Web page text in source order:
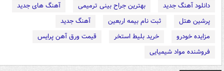
دانلود آهنگ جدید
بهترین جراح بینی ترمیمی
آهنگ های جدید
پرشین هتل
ثبت نام بیمه اربعین
آهنگ جدید
مزایده خودرو
خرید بلیط استخر
قیمت ورق آهن پرایس
فروشنده مواد شیمیایی